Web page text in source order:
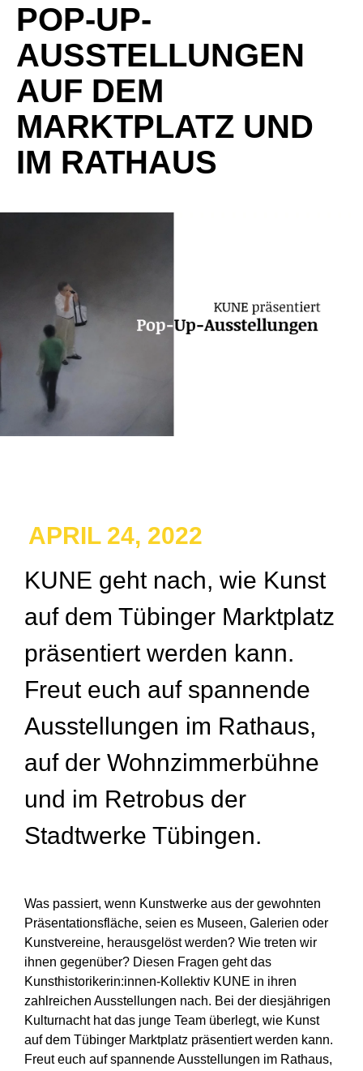
POP-UP-
AUSSTELLUNGEN
AUF DEM
MARKTPLATZ UND
IM RATHAUS
APRIL 24, 2022
KUNE geht nach, wie Kunst
auf dem Tübinger Marktplatz
präsentiert werden kann.
Freut euch auf spannende
Ausstellungen im Rathaus,
auf der Wohnzimmerbühne
und im Retrobus der
Stadtwerke Tübingen.
Was passiert, wenn Kunstwerke aus der gewohnten
Präsentationsfläche, seien es Museen, Galerien oder
Kunstvereine, herausgelöst werden? Wie treten wir
ihnen gegenüber? Diesen Fragen geht das
Kunsthistorikerin:innen-Kollektiv KUNE in ihren
zahlreichen Ausstellungen nach. Bei der diesjährigen
Kulturnacht hat das junge Team überlegt, wie Kunst
auf dem Tübinger Marktplatz präsentiert werden kann.
Freut euch auf spannende Ausstellungen im Rathaus,